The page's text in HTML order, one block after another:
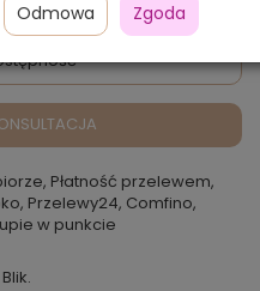
Płatność przelewem,
Przelewy24, Comfino,
w punkcie
Odmowa Zgoda